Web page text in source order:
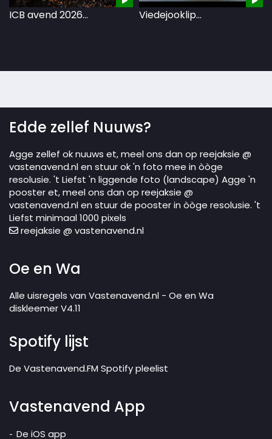
ICB avend 2026... Viedejooklip...
Edde zellef Nuuws?
Agge zellef ok nuuws et, meel ons dan op reejaksie @
vastenavend.nl en stuur ok 'n foto mee in òòge
resolusie. 't Liefst 'n liggende foto (landscape) Agge 'n
pooster et, meel ons dan op reejaksie @
vastenavend.nl en stuur de pooster in òòge resolusie. 't
Liefst minimaal 1000 pixels
reejaksie @ vastenavend.nl
Oe en Wa
Alle uisregels van Vastenavend.nl - Oe en Wa
diskleemer V4.11
Spotify lijst
De Vastenavend.FM Spotify pleelist
Vastenavend App
De iOS app